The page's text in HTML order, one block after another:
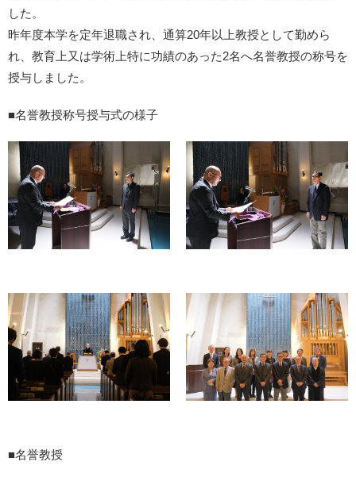
した。
昨年度本学を定年退職され、通算20年以上教授として勤めら
れ、教育上又は学術上特に功績のあった2名へ名誉教授の称号を
授与しました。
■名誉教授称号授与式の様子
■名誉教授